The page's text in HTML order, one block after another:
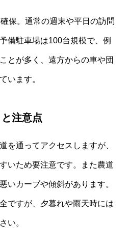
保。通常の週末や平日の訪問
備駐車場は100台規模で、例
とが多く、遠方からの車や団
います。
注意点
を通ってアクセスしますが、
いため要注意です。また農道
いカーブや傾斜があります。
ですが、夕暮れや雨天時には
い。